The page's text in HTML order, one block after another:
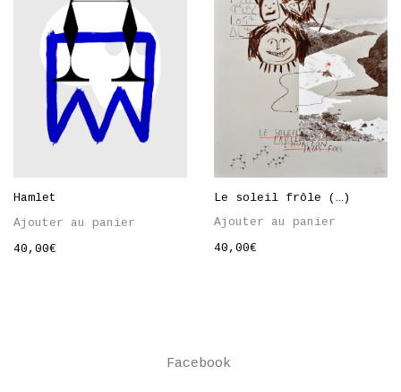
Hamlet
Ajouter au panier
40,00€
Le soleil frôle (…)
Ajouter au panier
40,00€
Facebook